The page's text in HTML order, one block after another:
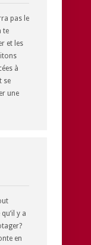
pas le
te
et les
à
se
une
y a
en